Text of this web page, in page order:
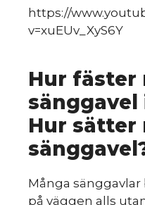
https://
v=xuEUv_XyS6Y
Hur fäster
sänggavel
Hur sätter
Många
på väggen alls